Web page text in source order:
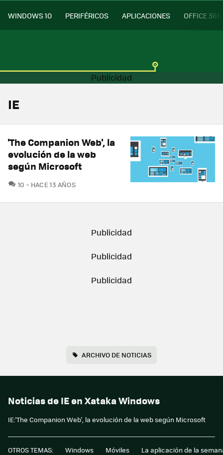
WINDOWS 10 PERIFÉRICOS APLICACIONES OFFICE 365
IE
'The Companion Web', la
evolución de la web
según Microsoft
10 COMENTARIOS
HACE 13 AÑOS
ARCHIVO DE NOTICIAS
Noticias de IE en Xataka Windows
IE:'The Companion Web', la evolución de la web según Microsoft
OTROS TEMAS: Windows Móviles La aplicación de la